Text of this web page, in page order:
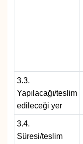
3.3.
Yapılacağı/teslim
edileceği yer
3.4.
Süresi/teslim